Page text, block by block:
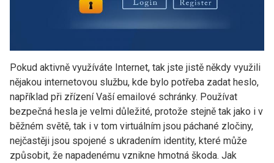
Pokud aktivně využíváte Internet, tak jste jistě někdy využili
nějakou internetovou službu, kde bylo potřeba zadat heslo,
například při zřízení Vaší emailové schránky. Používat
bezpečná hesla je velmi důležité, protože stejně tak jako i v
běžném světě, tak i v tom virtuálním jsou páchané zločiny,
nejčastěji jsou spojené s ukradením identity, které může
způsobit, že napadenému vznikne hmotná škoda. Jak